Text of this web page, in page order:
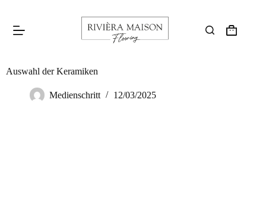
Auswahl der Keramiken
Medienschritt 12/03/2025